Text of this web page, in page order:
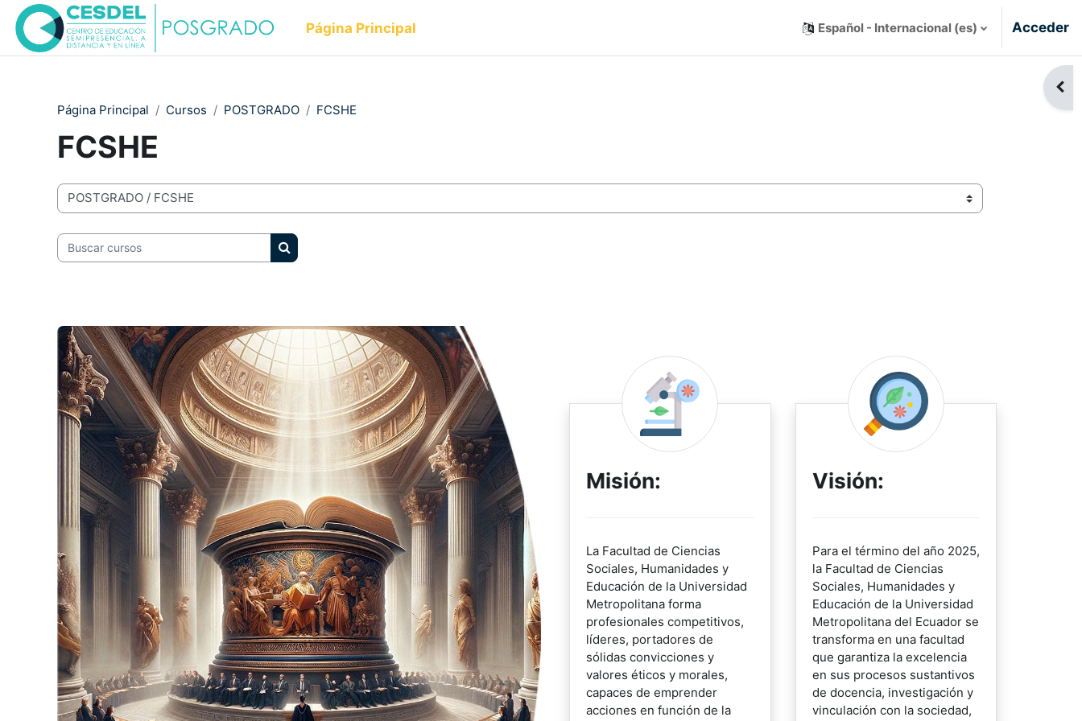
Salta al contenido principal
Página Principal Español - Internacional ‎(es)‎ Acceder
Página Principal
Cursos POSTGRADO FCSHE
FCSHE
Categorías
Buscar cursos
Buscar cursos
Misión:
La Facultad de Ciencias
Sociales, Humanidades y
Educación de la Universidad
Metropolitana forma
profesionales competitivos,
líderes, portadores de
sólidas convicciones y
valores éticos y morales,
capaces de emprender
acciones en función de la
Visión:
Para el término del año 2025,
la Facultad de Ciencias
Sociales, Humanidades y
Educación de la Universidad
Metropolitana del Ecuador se
transforma en una facultad
que garantiza la excelencia
en sus procesos sustantivos
de docencia, investigación y
vinculación con la sociedad,